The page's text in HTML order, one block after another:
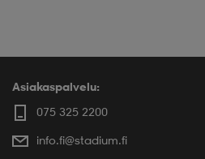
Asiakaspalvelu:
075 325 2200
info.fi@stadium.fi